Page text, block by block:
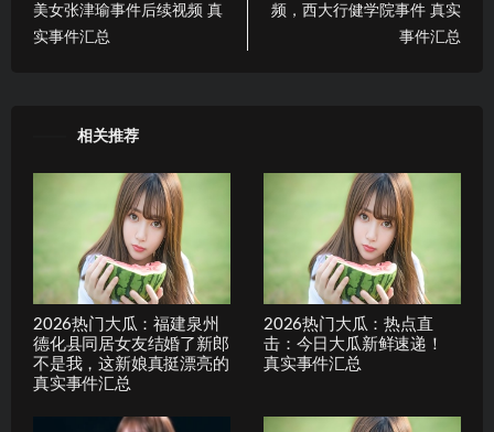
美女张津瑜事件后续视频 真
实事件汇总
频，西大行健学院事件 真实
事件汇总
相关推荐
2026热门大瓜：福建泉州
德化县同居女友结婚了新郎
不是我，这新娘真挺漂亮的
真实事件汇总
2026热门大瓜：热点直
击：今日大瓜新鲜速递！
真实事件汇总